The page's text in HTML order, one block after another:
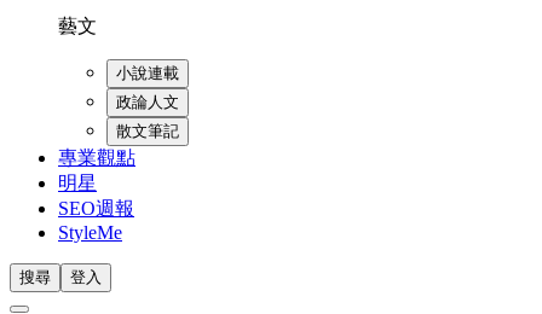
藝文
小說連載
政論人文
散文筆記
專業觀點
明星
SEO週報
StyleMe
搜尋 登入